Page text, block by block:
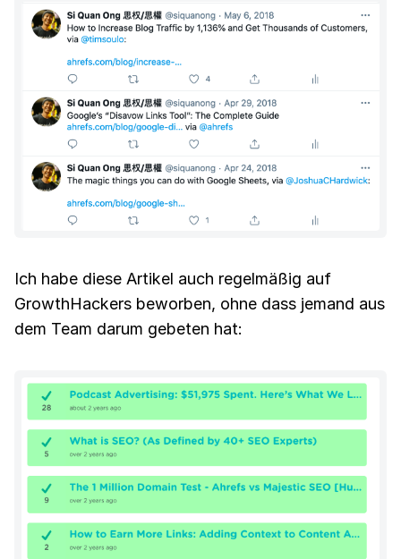
Ich habe diese Artikel auch regelmäßig auf
GrowthHackers beworben, ohne dass jemand aus
dem Team darum gebeten hat: